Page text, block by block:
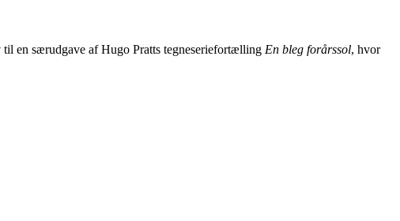
en særudgave af Hugo Pratts tegneseriefortælling En bleg forårssol, hvor